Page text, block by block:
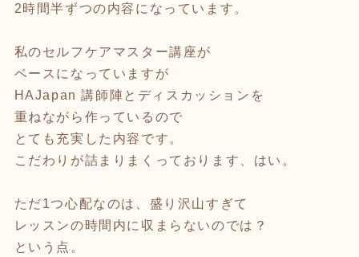
2時間半ずつの内容になっています。
私のセルフケアマスター講座が
ベースになっていますが
HAJapan 講師陣とディスカッションを
重ねながら作っているので
とても充実した内容です。
こだわりが詰まりまくっております、はい。
ただ1つ心配なのは、盛り沢山すぎて
レッスンの時間内に収まらないのでは？
という点。